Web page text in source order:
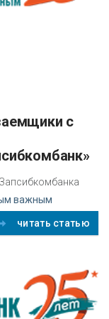
с
важным
читать статью